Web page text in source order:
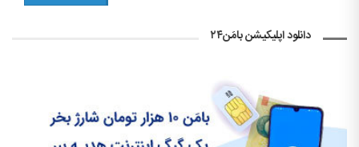
دانلود اپلیکیشن بامَن۲۴